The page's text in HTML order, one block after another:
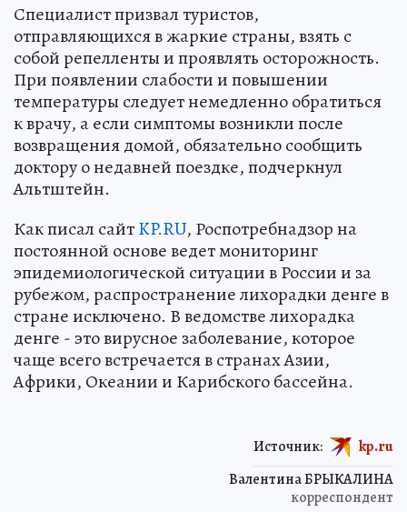
Специалист призвал туристов,
отправляющихся в жаркие страны, взять с
собой репелленты и проявлять осторожность.
При появлении слабости и повышении
температуры следует немедленно обратиться
к врачу, а если симптомы возникли после
возвращения домой, обязательно сообщить
доктору о недавней поездке, подчеркнул
Альтштейн.
Как писал сайтKP.RU, Роспотребнадзор на
постоянной основе ведет мониторинг
эпидемиологической ситуации в России и за
рубежом, распространение лихорадки денге в
стране исключено. В ведомстве лихорадка
денге - это вирусное заболевание, которое
чаще всего встречается в странах Азии,
Африки, Океании и Карибского бассейна.
Валентина БРЫКАЛИНА
корреспондент
Источник: kp.ru